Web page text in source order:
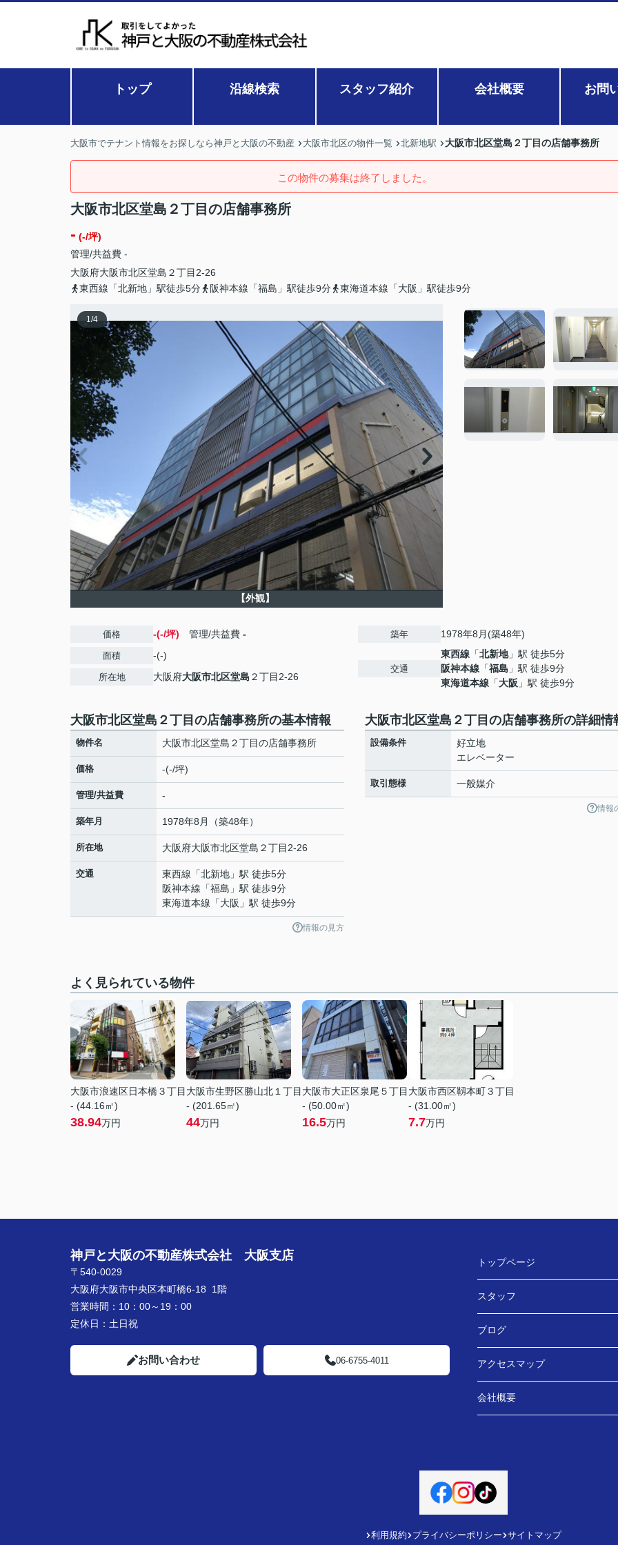
トップ 沿線検索 スタッフ紹介 会社概要 お問
大阪市でテナント情報をお探しなら神戸と大阪の不動産 大阪市北区の物件一覧 北新地駅 大阪市北区堂島２丁目の店舗事務所
この物件の募集は終了しました。
大阪市北区堂島２丁目の店舗事務所
- (-/坪)
管理/共益費 -
大阪府大阪市北区堂島 ２丁目2-26
東西線「北新地」駅徒歩5分
阪神本線「福島」駅徒歩9分 東海道本線「大阪」駅徒歩9分
1/4
【外観】
価格 -(-/坪) 管理/共益費 -
面積 -(-)
所在地 大阪府大阪市北区堂島 ２丁目2-26
築年 1978年8月(築48年)
交通
東西線 「北新地」駅 徒歩5分
阪神本線 「福島 」駅 徒歩9分
東海道本線 「大阪 」駅 徒歩9分
大阪市北区堂島２丁目の店舗事務所の基本情報
物件名 大阪市北区堂島２丁目の店舗事務所
価格 -(-/坪)
管理/共益費 -
築年月 1978年8月（築48年）
所在地 大阪府大阪市北区堂島 ２丁目2-26
交通 東西線 「北新地 」駅 徒歩5分
阪神本線 「福島 」駅 徒歩9分
東海道本線 「大阪 」駅 徒歩9分
情報の見方
大阪市北区堂島２丁目の店舗事務所の詳細情
設備条件
好立地
エレベーター
取引態様 一般媒介
情報
よく見られている物件
大阪市浪速区日本橋３丁目
- (44.16㎡)
38.94万円
大阪市生野区勝山北１丁目
- (201.65㎡)
44万円
大阪市大正区泉尾５丁目
- (50.00㎡)
16.5万円
大阪市西区靱本町３丁目
- (31.00㎡)
7.7万円
神戸と大阪の不動産株式会社 大阪支店
〒540-0029
大阪府大阪市中央区本町橋6-18 1階
営業時間： 10：00～19：00
定休日： 土日祝
お問い合わせ 06-6755-4011
トップページ
スタッフ
ブログ
アクセスマップ
会社概要
利用規約 プライバシーポリシー サイトマップ